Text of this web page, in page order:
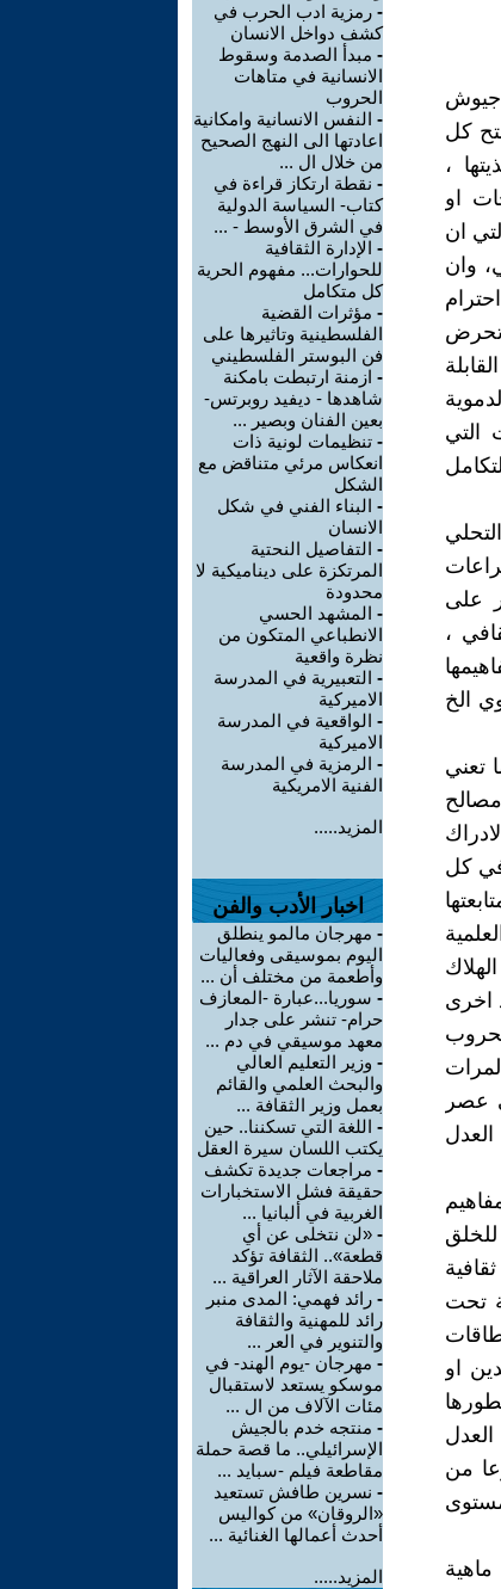
جيوش
كل
،
او
ان
وان
تحرض
التي
على
،
الخ
تعني
في كل
اخرى
عصر
تحت
او
من
ماهية
- رمزية ادب الحرب في
كشف دواخل الانسان
- مبدأ الصدمة وسقوط
الانسانية في متاهات
الحروب
- النفس الانسانية وامكانية
اعادتها الى النهج الصحيح
من خلال ال ...
- نقطة ارتكاز قراءة في
كتاب- السياسة الدولية
في الشرق الأوسط - ...
- الإدارة الثقافية
للحوارات... مفهوم الحرية
كل متكامل
- مؤثرات القضية
الفلسطينية وتاثيرها على
فن البوستر الفلسطيني
- ازمنة ارتبطت بامكنة
شاهدها - ديفيد روبرتس-
بعين الفنان وبصير ...
- تنظيمات لونية ذات
انعكاس مرئي متناقض مع
الشكل
- البناء الفني في شكل
الانسان
- التفاصيل النحتية
المرتكزة على ديناميكية لا
محدودة
- المشهد الحسي
الانطباعي المتكون من
نظرة واقعية
- التعبيرية في المدرسة
الاميركية
- الواقعية في المدرسة
الاميركية
- الرمزية في المدرسة
الفنية الامريكية
المزيد.....
اخبار الأدب والفن
- مهرجان مالمو ينطلق
اليوم بموسيقى وفعاليات
وأطعمة من مختلف أن ...
- سوريا...عبارة -المعازف
حرام- تنشر على جدار
معهد موسيقي في دم ...
- وزير التعليم العالي
والبحث العلمي والقائم
بعمل وزير الثقافة ...
- اللغة التي تسكننا.. حين
يكتب اللسان سيرة العقل
- مراجعات جديدة تكشف
حقيقة فشل الاستخبارات
الغربية في ألبانيا ...
- «لن نتخلى عن أي
قطعة».. الثقافة تؤكد
ملاحقة الآثار العراقية ...
- رائد فهمي: المدى منبر
رائد للمهنية والثقافة
والتنوير في العر ...
- مهرجان -يوم الهند- في
موسكو يستعد لاستقبال
مئات الآلاف من ال ...
- منتجه خدم بالجيش
الإسرائيلي.. ما قصة حملة
مقاطعة فيلم -سبايد ...
- نسرين طافش تستعيد
«الروقان» من كواليس
أحدث أعمالها الغنائية ...
المزيد.....